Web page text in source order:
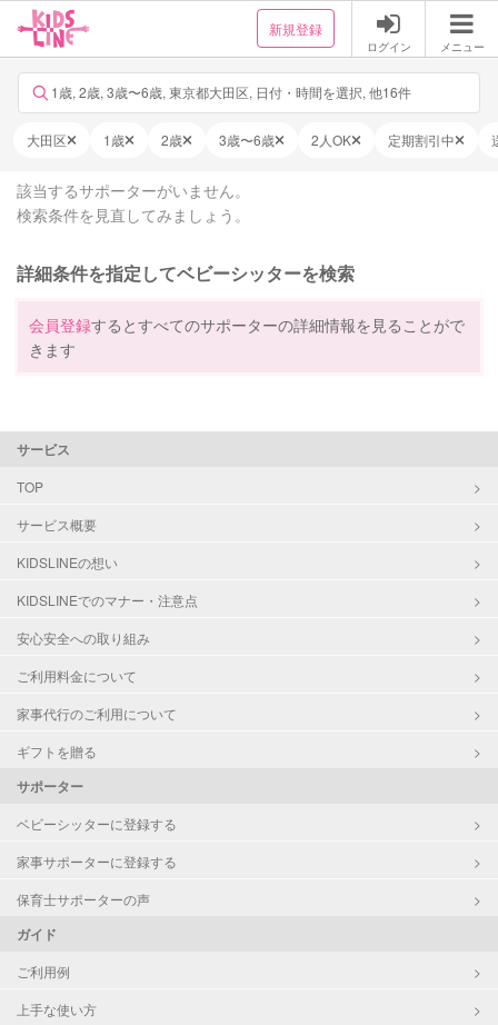
新規登録
ログイン メニュー
1歳, 2歳, 3歳〜6歳, 東京都大田区, 日付・時間を選択, 他16件
大田区 1歳 2歳 3歳〜6歳 2人OK 定期割引中
該当するサポーターがいません。
検索条件を見直してみましょう。
詳細条件を指定してベビーシッターを検索
会員登録するとすべてのサポーターの詳細情報を見ることがで
きます
サービス
TOP
サービス概要
KIDSLINEの想い
KIDSLINEでのマナー・注意点
安心安全への取り組み
ご利用料金について
家事代行のご利用について
ギフトを贈る
サポーター
ベビーシッターに登録する
家事サポーターに登録する
保育士サポーターの声
ガイド
ご利用例
上手な使い方